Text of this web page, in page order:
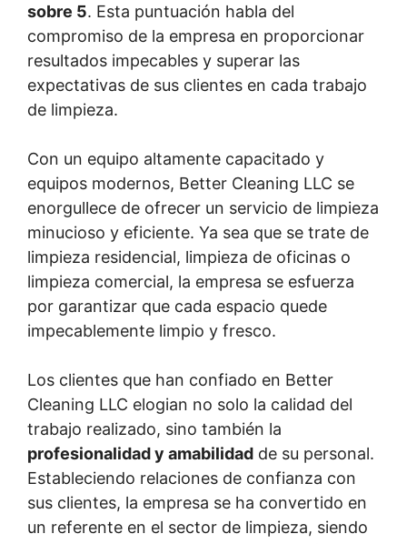
sobre 5. Esta puntuación habla del
compromiso de la empresa en proporcionar
resultados impecables y superar las
expectativas de sus clientes en cada trabajo
de limpieza.
Con un equipo altamente capacitado y
equipos modernos, Better Cleaning LLC se
enorgullece de ofrecer un servicio de limpieza
minucioso y eficiente. Ya sea que se trate de
limpieza residencial, limpieza de oficinas o
limpieza comercial, la empresa se esfuerza
por garantizar que cada espacio quede
impecablemente limpio y fresco.
Los clientes que han confiado en Better
Cleaning LLC elogian no solo la calidad del
trabajo realizado, sino también la
profesionalidad y amabilidad de su personal.
Estableciendo relaciones de confianza con
sus clientes, la empresa se ha convertido en
un referente en el sector de limpieza, siendo